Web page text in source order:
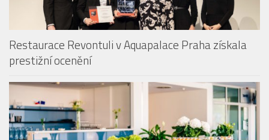
Restaurace Revontuli v Aquapalace Praha získala
prestižní ocenění